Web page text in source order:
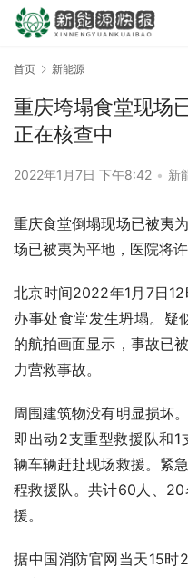
首页 新能源
重庆垮塌食堂现场
正在核查中
2022年1月7日 下午8:42 • 新
重庆食堂倒塌现场已被夷
场已被夷为平地，医院将许
北京时间2022年1月7日
办事处食堂发生坍塌。疑
的航拍画面显示，事故已
力营救事故。
周围建筑物没有明显损坏
即出动2支重型救援队和
辆车辆赶赴现场救援。紧
程救援队。共计60人、
援。
据中国消防官网当天15时